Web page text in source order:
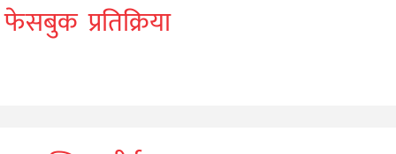
फेसबुक प्रतिक्रिया